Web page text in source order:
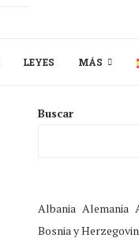
LEYES MÁS
Buscar
Albania Alemania
Bosnia y